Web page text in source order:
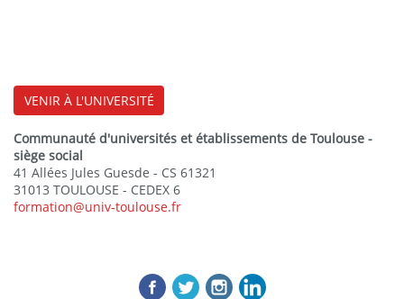
VENIR À L'UNIVERSITÉ
Communauté d'universités et établissements de Toulouse -
siège social
41 Allées Jules Guesde - CS 61321
31013 TOULOUSE - CEDEX 6
formation@univ-toulouse.fr